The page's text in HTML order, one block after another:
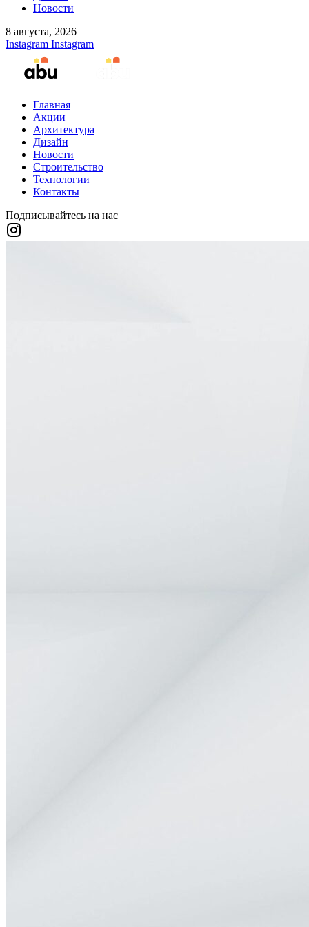
Новости
8 августа, 2026
Instagram Instagram
Главная
Акции
Архитектура
Дизайн
Новости
Строительство
Технологии
Контакты
Подписывайтесь на нас